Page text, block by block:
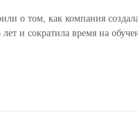
о том, как компания
и сократила время на